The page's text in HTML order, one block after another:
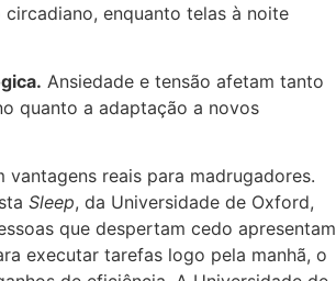
enquanto telas à noite
Ansiedade e tensão afetam tanto
quanto a adaptação a novos
vantagens reais para madrugadores.
Sleep, da Universidade de Oxford,
que despertam cedo apresentam
executar tarefas logo pela manhã, o